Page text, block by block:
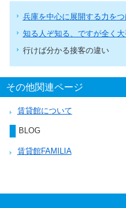
兵庫を中心に展開する力を
知る人ぞ知る、ですが全く
行けば分かる接客の違い
その他関連ページ
賃貸館について
BLOG
賃貸館FAMILIA